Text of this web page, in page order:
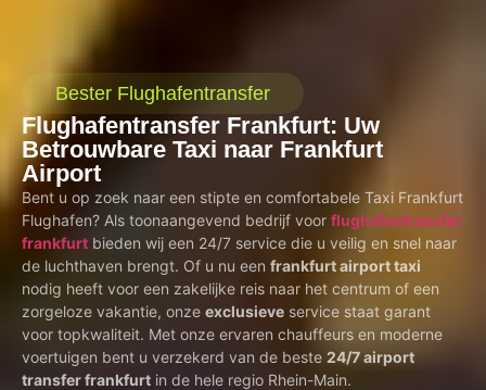
Bester Flughafentransfer
Flughafentransfer Frankfurt: Uw
Betrouwbare Taxi naar Frankfurt
Airport
Bent u op zoek naar een stipte en comfortabele Taxi Frankfurt
Flughafen? Als toonaangevend bedrijf voor flughafentransfer
frankfurt bieden wij een 24/7 service die u veilig en snel naar
de luchthaven brengt. Of u nu een frankfurt airport taxi
nodig heeft voor een zakelijke reis naar het centrum of een
zorgeloze vakantie, onze exclusieve service staat garant
voor topkwaliteit. Met onze ervaren chauffeurs en moderne
voertuigen bent u verzekerd van de beste 24/7 airport
transfer frankfurt in de hele regio Rhein-Main.